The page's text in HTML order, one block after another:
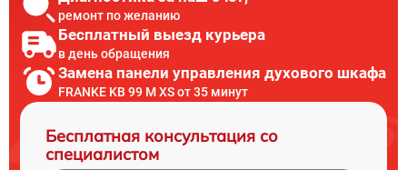
ремонт по желанию
Бесплатный выезд курьера
в день обращения
Замена панели управления духового шкафа
FRANKE KB 99 M XS от 35 минут
Бесплатная консультация со
специалистом